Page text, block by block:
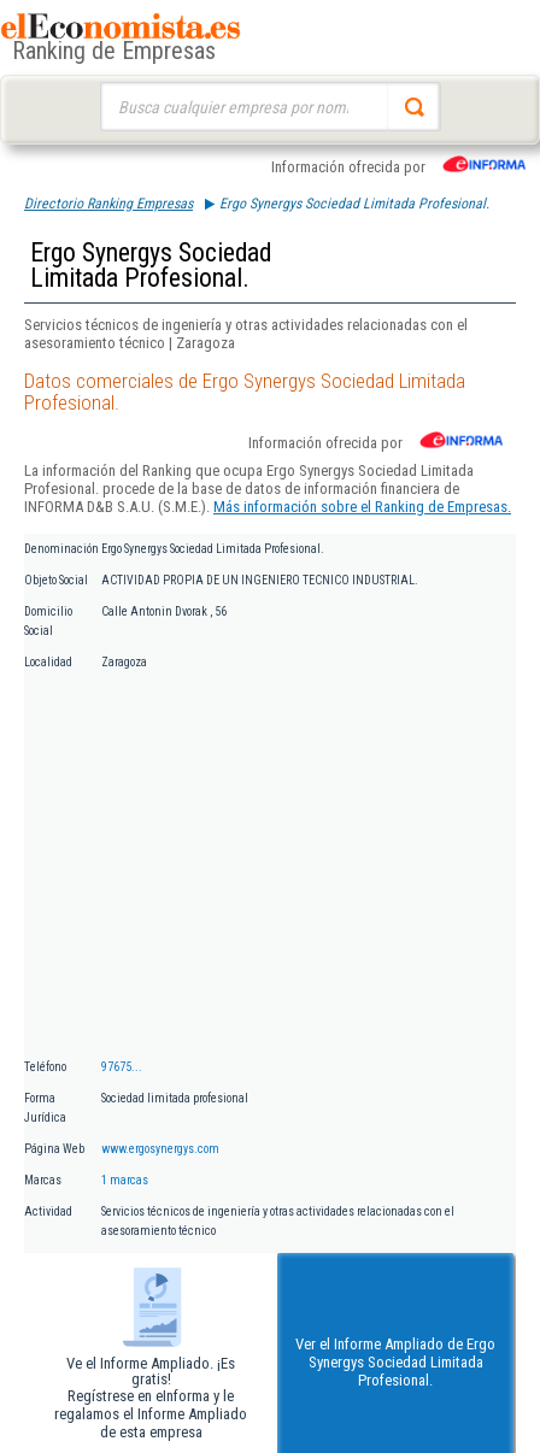
Ranking de Empresas
Información ofrecida por
Directorio Ranking Empresas Ergo Synergys Sociedad Limitada Profesional.
Ergo Synergys Sociedad
Limitada Profesional.
Servicios técnicos de ingeniería y otras actividades relacionadas con el
asesoramiento técnico | Zaragoza
Datos comerciales de Ergo Synergys Sociedad Limitada
Profesional.
Información ofrecida por
La información del Ranking que ocupa Ergo Synergys Sociedad Limitada
Profesional. procede de la base de datos de información financiera de
INFORMA D&B S.A.U. (S.M.E.). Más información sobre el Ranking de Empresas.
Denominación Ergo Synergys Sociedad Limitada Profesional.
Objeto Social ACTIVIDAD PROPIA DE UN INGENIERO TECNICO INDUSTRIAL.
Domicilio
Social
Calle Antonin Dvorak , 56
Localidad Zaragoza
Teléfono 97675...
Forma
Jurídica
Sociedad limitada profesional
Página Web www.ergosynergys.com
Marcas 1 marcas
Actividad
Servicios técnicos de ingeniería y otras actividades relacionadas con el
asesoramiento técnico
Ve el Informe Ampliado. ¡Es
gratis!
Regístrese en eInforma y le
regalamos el Informe Ampliado
de esta empresa
Ver el Informe Ampliado de Ergo
Synergys Sociedad Limitada
Profesional.